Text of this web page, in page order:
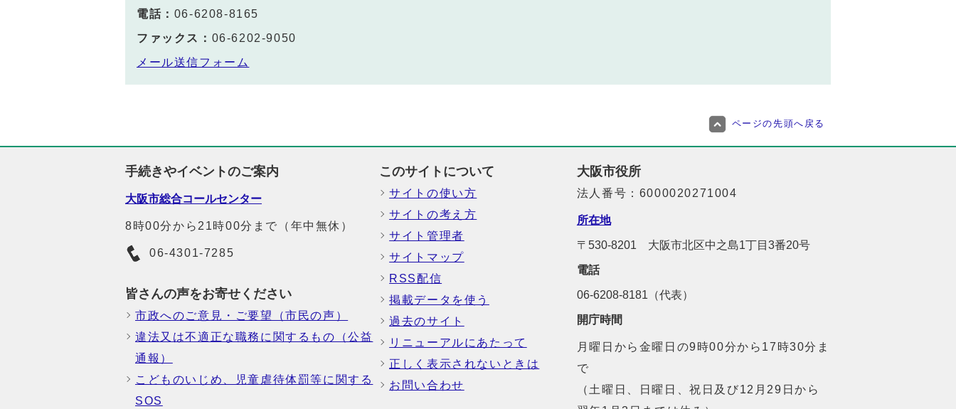
電話： 06-6208-8165
ファックス： 06-6202-9050
メール送信フォーム
ページの先頭へ戻る
手続きやイベントのご案内
大阪市総合コールセンター
8時00分から21時00分まで（年中無休）
06-4301-7285
皆さんの声をお寄せください
市政へのご意見・ご要望（市民の声）
違法又は不適正な職務に関するもの（公益
通報）
こどものいじめ、児童虐待体罰等に関する
SOS
このサイトについて
サイトの使い方
サイトの考え方
サイト管理者
サイトマップ
RSS配信
掲載データを使う
過去のサイト
リニューアルにあたって
正しく表示されないときは
お問い合わせ
大阪市役所
法人番号：6000020271004
所在地
〒530-8201 大阪市北区中之島1丁目3番20号
電話
06-6208-8181（代表）
開庁時間
月曜日から金曜日の9時00分から17時30分ま
で
（土曜日、日曜日、祝日及び12月29日から